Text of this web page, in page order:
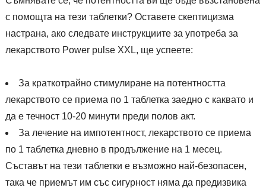
с помощта на тези таблетки? Оставете скептицизма
настрана, ако следвате инструкциите за употреба за
лекарството Power pulse XXL, ще успеете:
За краткотрайно стимулиране на потентността
лекарството се приема по 1 таблетка заедно с каквато и
да е течност 10-20 минути преди полов акт.
За лечение на импотентност, лекарството се приема
по 1 таблетка дневно в продължение на 1 месец.
Съставът на тези таблетки е възможно най-безопасен,
така че приемът им със сигурност няма да предизвика